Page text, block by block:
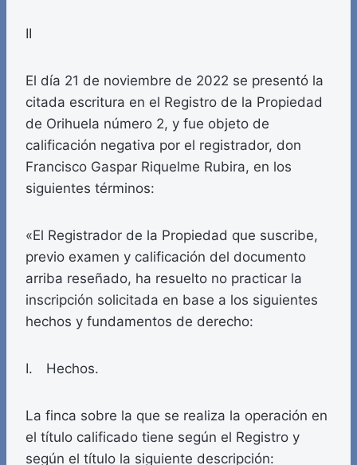
II
El día 21 de noviembre de 2022 se presentó la
citada escritura en el Registro de la Propiedad
de Orihuela número 2, y fue objeto de
calificación negativa por el registrador, don
Francisco Gaspar Riquelme Rubira, en los
siguientes términos:
«El Registrador de la Propiedad que suscribe,
previo examen y calificación del documento
arriba reseñado, ha resuelto no practicar la
inscripción solicitada en base a los siguientes
hechos y fundamentos de derecho:
I. Hechos.
La finca sobre la que se realiza la operación en
el título calificado tiene según el Registro y
según el título la siguiente descripción: